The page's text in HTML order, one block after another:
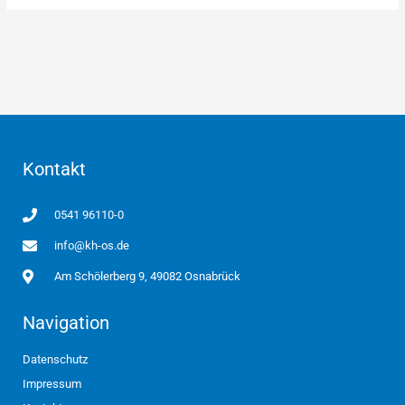
Kontakt
0541 96110-0
info@kh-os.de
Am Schölerberg 9, 49082 Osnabrück
Navigation
Datenschutz
Impressum